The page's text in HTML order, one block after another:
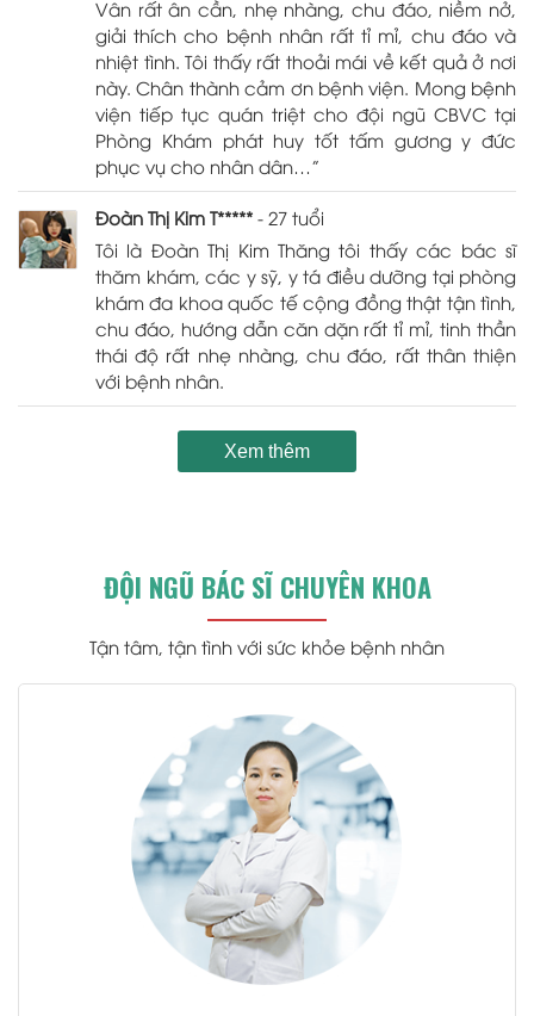
Vân rất ân cần, nhẹ nhàng, chu đáo, niềm nở,
giải thích cho bệnh nhân rất tỉ mỉ, chu đáo và
nhiệt tình. Tôi thấy rất thoải mái về kết quả ở nơi
này. Chân thành cảm ơn bệnh viện. Mong bệnh
viện tiếp tục quán triệt cho đội ngũ CBVC tại
Phòng Khám phát huy tốt tấm gương y đức
phục vụ cho nhân dân…”
Đoàn Thị Kim T***** - 27 tuổi
Tôi là Đoàn Thị Kim Thăng tôi thấy các bác sĩ
thăm khám, các y sỹ, y tá điều dưỡng tại phòng
khám đa khoa quốc tế cộng đồng thật tận tình,
chu đáo, hướng dẫn căn dặn rất tỉ mỉ, tinh thần
thái độ rất nhẹ nhàng, chu đáo, rất thân thiện
với bệnh nhân.
Xem thêm
ĐỘI NGŨ BÁC SĨ CHUYÊN KHOA
Tận tâm, tận tình với sức khỏe bệnh nhân